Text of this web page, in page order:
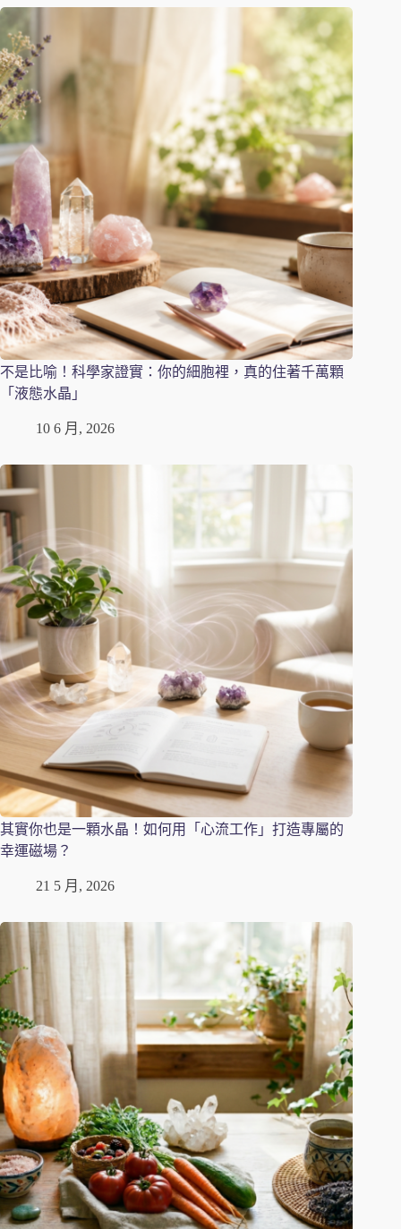
不是比喻！科學家證實：你的細胞裡，真的住著千萬顆
「液態水晶」
10 6 月, 2026
其實你也是一顆水晶！如何用「心流工作」打造專屬的
幸運磁場？
21 5 月, 2026